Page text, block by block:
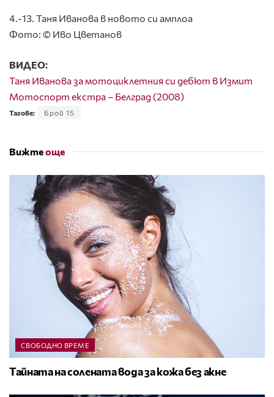
4.-13. Таня Иванова в новото си амплоа
Фото: © Иво Цветанов
ВИДЕО:
Таня Иванова за мотоциклетния си дебют в Измит
Мотоспорт екстра – Белград (2008)
Тагове: Брой 15
Вижтеоще
СВОБОДНО ВРЕМЕ
Тайната на солената вода за кожа без акне